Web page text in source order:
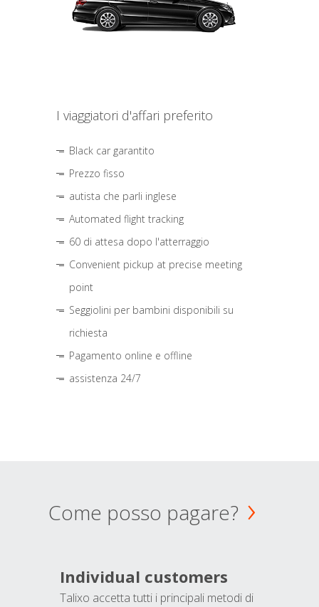
I viaggiatori d'affari preferito
Black car garantito
Prezzo fisso
autista che parli inglese
Automated flight tracking
60 di attesa dopo l'atterraggio
Convenient pickup at precise meeting
point
Seggiolini per bambini disponibili su
richiesta
Pagamento online e offline
assistenza 24/7
Come posso pagare?
Individual customers
Talixo accetta tutti i principali metodi di